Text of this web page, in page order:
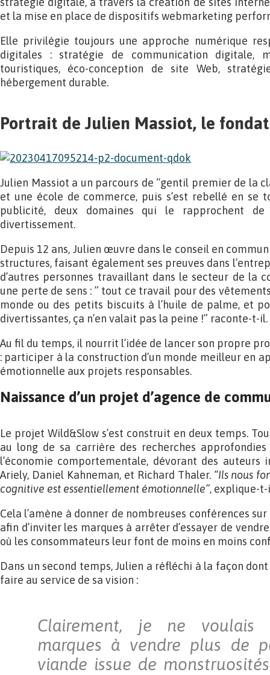
et la mise en place de dispositifs webmarketing
Elle privilégie toujours une approche numérique
digitales : stratégie de communication digitale,
touristiques, éco-conception de site Web,
hébergement durable.
Portrait de Julien Massiot, le
Julien Massiot a un parcours de “gentil premier de la
et une école de commerce, puis s’est rebellé en se
publicité, deux domaines qui le rapprochent
divertissement.
Depuis 12 ans, Julien œuvre dans le conseil en
structures, faisant également ses preuves dans
d’autres personnes travaillant dans le secteur de la
une perte de sens : ” tout ce travail pour des
monde ou des petits biscuits à l’huile de palme, et
divertissantes, ça n’en valait pas la peine !” raconte-t-il.
Au fil du temps, il nourrit l’idée de lancer son propre
: participer à la construction d’un monde meilleur en
émotionnelle aux projets responsables.
Naissance d’un projet d’agence de
Le projet Wild&Slow s’est construit en deux temps.
au long de sa carrière des recherches
l’économie comportementale, dévorant des auteurs
Ariely, Daniel Kahneman, et Richard Thaler. “Ils nous
cognitive est essentiellement émotionnelle”, explique-t-
Cela l’amène à donner de nombreuses conférences sur
afin d’inviter les marques à arrêter d’essayer de
où les consommateurs leur font de moins en moins
Dans un second temps, Julien a réfléchi à la façon
faire au service de sa vision :
Clairement, je ne voulais
marques à vendre plus de
viande issue de